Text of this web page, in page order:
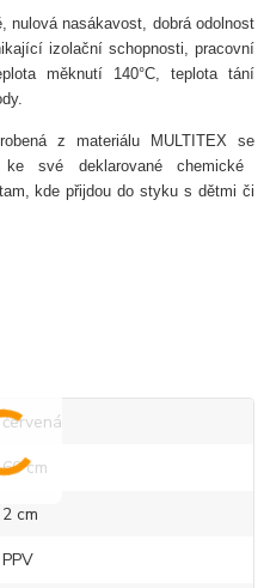
nulová nasákavost, dobrá odolnost
izolační schopnosti, pracovní
měknutí 140°C, teplota tání
á z materiálu MULTITEX se
ke své deklarované chemické
kde přijdou do styku s dětmi či
červená
60 cm
2 cm
PPV